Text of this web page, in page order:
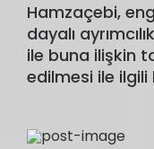
Hamzaçebi,
dayalı
ile buna ilişkin
edilmesi ile